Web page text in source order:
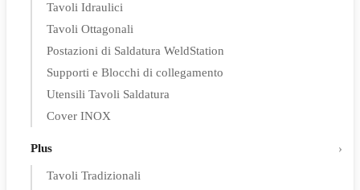
Tavoli Idraulici
Tavoli Ottagonali
Postazioni di Saldatura WeldStation
Supporti e Blocchi di collegamento
Utensili Tavoli Saldatura
Cover INOX
Plus
Tavoli Tradizionali